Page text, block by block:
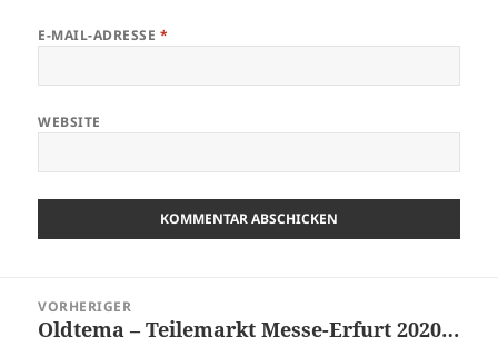
E-MAIL-ADRESSE *
WEBSITE
VORHERIGER
Vorheriger
Oldtema – Teilemarkt Messe-Erfurt 2020…